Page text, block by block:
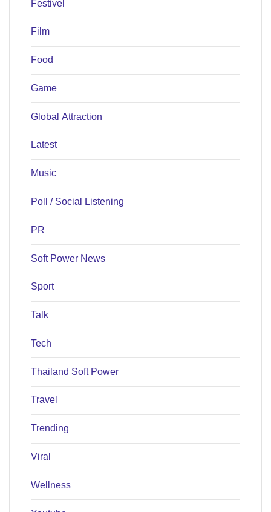
Festivel
Film
Food
Game
Global Attraction
Latest
Music
Poll / Social Listening
PR
Soft Power News
Sport
Talk
Tech
Thailand Soft Power
Travel
Trending
Viral
Wellness